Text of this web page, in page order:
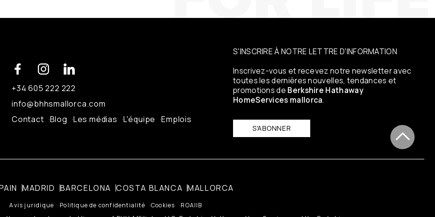
+34 605 222 222
info@bhhsmallorca.com
Contact Blog Les médias L'équipe Emplois
S'INSCRIRE À NOTRE LETTRE D'INFORMATION
Inscrivez-vous et recevez notre newsletter avec
toutes les dernières nouvelles, tendances et
promotions de Berkshire Hathaway
HomeServices mallorca.
S'ABONNER
MADRID BARCELONA COSTA BLANCA MALLORCA
Avis juridique Politique de confidentialité Cookies
ROAIIB